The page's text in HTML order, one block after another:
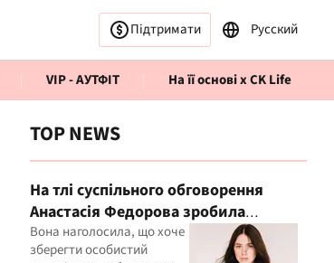
Підтримати Русский
VIP - АУТФІТ На її основі x CK Life
TOP NEWS
На тлі суспільного обговорення
Анастасія Федорова зробила
публічну заяву
Вона наголосила, що хоче
зберегти особистий